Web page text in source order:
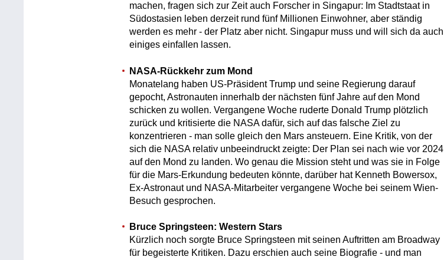
machen, fragen sich zur Zeit auch Forscher in Singapur: Im Stadtstaat in
Südostasien leben derzeit rund fünf Millionen Einwohner, aber ständig
werden es mehr - der Platz aber nicht. Singapur muss und will sich da auch
einiges einfallen lassen.
NASA-Rückkehr zum Mond
Monatelang haben US-Präsident Trump und seine Regierung darauf
gepocht, Astronauten innerhalb der nächsten fünf Jahre auf den Mond
schicken zu wollen. Vergangene Woche ruderte Donald Trump plötzlich
zurück und kritisierte die NASA dafür, sich auf das falsche Ziel zu
konzentrieren - man solle gleich den Mars ansteuern. Eine Kritik, von der
sich die NASA relativ unbeeindruckt zeigte: Der Plan sei nach wie vor 2024
auf den Mond zu landen. Wo genau die Mission steht und was sie in Folge
für die Mars-Erkundung bedeuten könnte, darüber hat Kenneth Bowersox,
Ex-Astronaut und NASA-Mitarbeiter vergangene Woche bei seinem Wien-
Besuch gesprochen.
Bruce Springsteen: Western Stars
Kürzlich noch sorgte Bruce Springsteen mit seinen Auftritten am Broadway
für begeisterte Kritiken. Dazu erschien auch seine Biografie - und man